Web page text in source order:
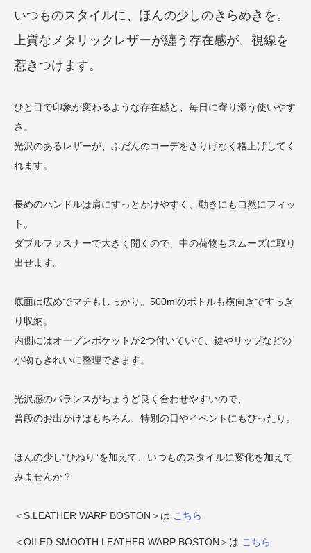
いつものスタイルに、ほんの少しのきらめきを。
上質なメタリックレザーが纏う存在感が、視線を
惹きつけます。
ひと目で印象が変わるような存在感と、毎日に寄り添う使いやす
さ。
光沢のあるレザーが、ふだんのコーデをさりげなく格上げしてく
れます。
長めのハンドルは肩にすっとかけやすく、動きにも自然にフィッ
ト。
ダブルファスナーで大きく開くので、中の荷物もスムーズに取り
出せます。
底面は広めでマチもしっかり。500mlのボトルも横向きですっき
り収納。
内側にはオープンポケットが2つ付いていて、鍵やリップなどの
小物もきれいに整理できます。
光沢感のバランスがちょうど良く合わせやすいので、
普段のお出かけはもちろん、特別の日やイベントにもぴったり。
ほんの少し“ひねり”を加えて、いつものスタイルに変化を加えて
みませんか？
＜S.LEATHER WARP BOSTON＞は こちら
＜OILED SMOOTH LEATHER WARP BOSTON＞は こちら